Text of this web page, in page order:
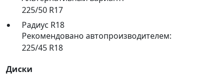
225/50 R17
Радиус R18
Рекомендовано автопроизводителем:
225/45 R18
Диски